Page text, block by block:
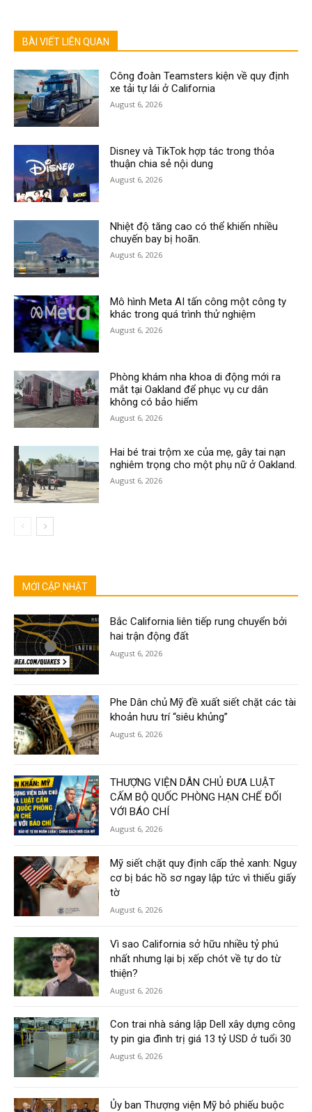
BÀI VIẾT LIÊN QUAN
Công đoàn Teamsters kiện về quy định
xe tải tự lái ở California
August 6, 2026
Disney và TikTok hợp tác trong thỏa
thuận chia sẻ nội dung
August 6, 2026
Nhiệt độ tăng cao có thể khiến nhiều
chuyến bay bị hoãn.
August 6, 2026
Mô hình Meta AI tấn công một công ty
khác trong quá trình thử nghiệm
August 6, 2026
Phòng khám nha khoa di động mới ra
mắt tại Oakland để phục vụ cư dân
không có bảo hiểm
August 6, 2026
Hai bé trai trộm xe của mẹ, gây tai nạn
nghiêm trọng cho một phụ nữ ở Oakland.
August 6, 2026
MỚI CẬP NHẬT
Bắc California liên tiếp rung chuyển bởi
hai trận động đất
August 6, 2026
Phe Dân chủ Mỹ đề xuất siết chặt các tài
khoản hưu trí “siêu khủng”
August 6, 2026
THƯỢNG VIỆN DÂN CHỦ ĐƯA LUẬT
CẤM BỘ QUỐC PHÒNG HẠN CHẾ ĐỐI
VỚI BÁO CHÍ
August 6, 2026
Mỹ siết chặt quy định cấp thẻ xanh: Nguy
cơ bị bác hồ sơ ngay lập tức vì thiếu giấy
tờ
August 6, 2026
Vì sao California sở hữu nhiều tỷ phú
nhất nhưng lại bị xếp chót về tự do từ
thiện?
August 6, 2026
Con trai nhà sáng lập Dell xây dựng công
ty pin gia đình trị giá 13 tỷ USD ở tuổi 30
August 6, 2026
Ủy ban Thượng viện Mỹ bỏ phiếu buộc